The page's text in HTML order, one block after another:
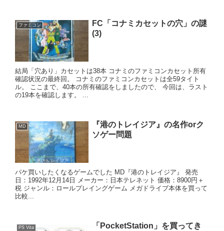
ファミコン
FC「コナミカセットの穴」の謎
(3)
結局「穴あり」カセットは38本 コナミのファミコンカセット所有
確認状況の最終回。 コナミのファミコンカセットは全59タイト
ル。 ここまで、40本の所有確認をしましたので、 今回は、ラスト
の19本を確認します。 ...
MD
『港のトレイジア』の名作orク
ソゲー問題
パケ買いしたくなるゲームでした MD『港のトレイジア』 発売
日：1992年12月14日 メーカー：日本テレネット 価格：8900円＋
税 ジャンル：ロールプレイングゲーム メガドライブ本体を買って
比較...
PS Vita
「PocketStation」を買ってき